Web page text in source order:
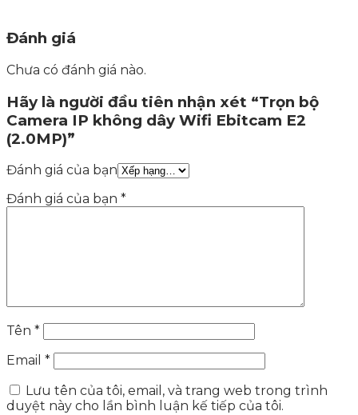
Đánh giá
Chưa có đánh giá nào.
Hãy là người đầu tiên nhận xét “Trọn bộ
Camera IP không dây Wifi Ebitcam E2
(2.0MP)”
Đánh giá của bạn
Đánh giá của bạn *
Tên *
Email *
Lưu tên của tôi, email, và trang web trong trình
duyệt này cho lần bình luận kế tiếp của tôi.